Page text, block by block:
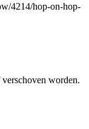
4214/hop-on-hop-
worden.